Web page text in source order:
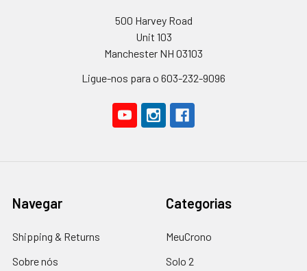
500 Harvey Road
Unit 103
Manchester NH 03103
Ligue-nos para o 603-232-9096
Navegar
Shipping & Returns
Sobre nós
Categorias
MeuCrono
Solo 2